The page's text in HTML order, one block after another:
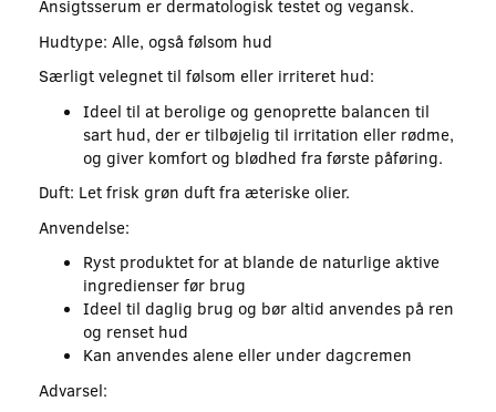
Ansigtsserum er dermatologisk testet og vegansk.
Hudtype: Alle, også følsom hud
Særligt velegnet til følsom eller irriteret hud:
Ideel til at berolige og genoprette balancen til
sart hud, der er tilbøjelig til irritation eller rødme,
og giver komfort og blødhed fra første påføring.
Duft: Let frisk grøn duft fra æteriske olier.
Anvendelse:
Ryst produktet for at blande de naturlige aktive
ingredienser før brug
Ideel til daglig brug og bør altid anvendes på ren
og renset hud
Kan anvendes alene eller under dagcremen
Advarsel: